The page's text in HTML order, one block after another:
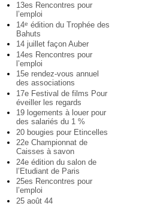
13es Rencontres pour
l’emploi
14e édition du Trophée des
Bahuts
14 juillet façon Auber
14es Rencontres pour
l’emploi
15e rendez-vous annuel
des associations
17e Festival de films Pour
éveiller les regards
19 logements à louer pour
des salariés du 1 %
20 bougies pour Etincelles
22e Championnat de
Caisses à savon
24e édition du salon de
l’Etudiant de Paris
25es Rencontres pour
l’emploi
25 août 44